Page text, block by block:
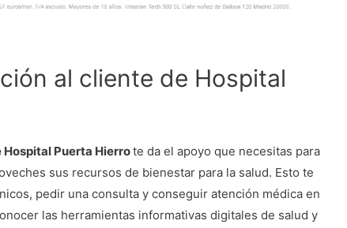
al cliente de Hospital
Puerta Hierrote da el apoyo que necesitas para
sus recursos de bienestar para la salud. Esto te
pedir una consulta y conseguir atención médica en
las herramientas informativas digitales de salud y